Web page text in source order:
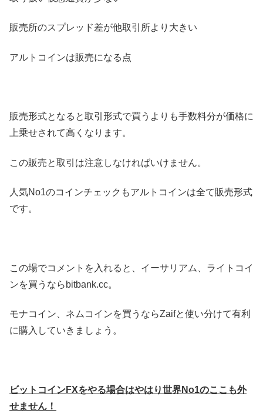
販売所のスプレッド差が他取引所より大きい
アルトコインは販売になる点
販売形式となると取引形式で買うよりも手数料分が価格に
上乗せされて高くなります。
この販売と取引は注意しなければいけません。
人気No1のコインチェックもアルトコインは全て販売形式
です。
この場でコメントを入れると、イーサリアム、ライトコイ
ンを買うならbitbank.cc。
モナコイン、ネムコインを買うならZaifと使い分けて有利
に購入していきましょう。
ビットコインFXをやる場合はやはり世界No1のここも外
せません！